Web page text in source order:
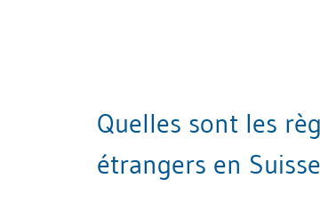
Quelles sont les
étrangers en